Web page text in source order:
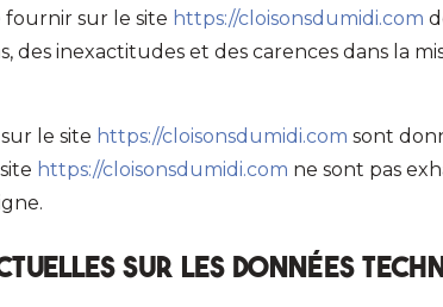
fournir sur le site https://cloisonsdumidi.com
des inexactitudes et des carences dans la
le site https://cloisonsdumidi.com sont
https://cloisonsdumidi.com ne sont pas
sur les données